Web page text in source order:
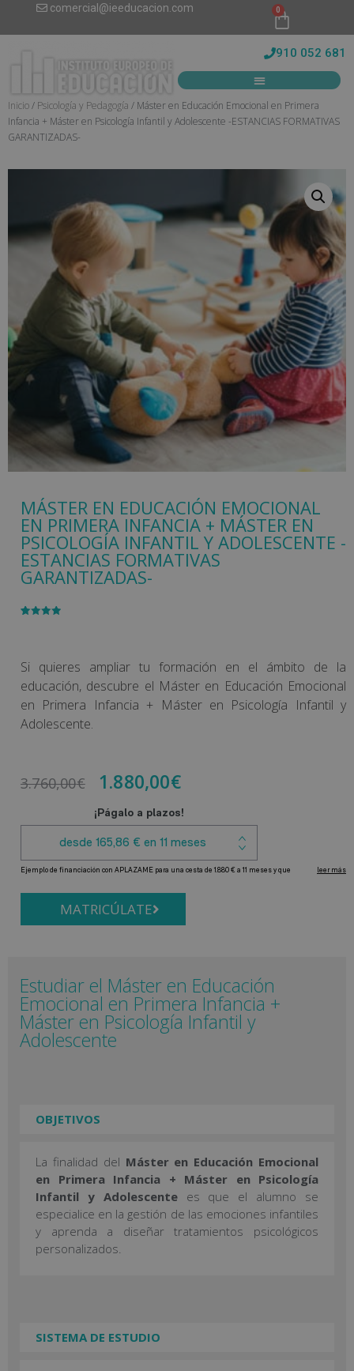
comercial@ieeducacion.com 0
910 052 681
Inicio/ Psicología y Pedagogía / Máster en Educación Emocional en Primera
Infancia + Máster en Psicología Infantil y Adolescente -ESTANCIAS FORMATIVAS
GARANTIZADAS-
MÁSTER EN EDUCACIÓN EMOCIONAL
EN PRIMERA INFANCIA + MÁSTER EN
PSICOLOGÍA INFANTIL Y ADOLESCENTE -
ESTANCIAS FORMATIVAS
GARANTIZADAS-
de un
Si quieres ampliar tu formación en el ámbito de la
educación, descubre el Máster en Educación Emocional
en Primera Infancia + Máster en Psicología Infantil y
Adolescente.
3.760,00€ 1.880,00€
MATRICÚLATE
Estudiar el Máster en Educación
Emocional en Primera Infancia +
Máster en Psicología Infantil y
Adolescente
OBJETIVOS
La finalidad del Máster en Educación Emocional
en Primera Infancia + Máster en Psicología
Infantil y Adolescentees que el alumno se
especialice en la gestión de las emociones infantiles
y aprenda a diseñar tratamientos psicológicos
personalizados.
SISTEMA DE ESTUDIO